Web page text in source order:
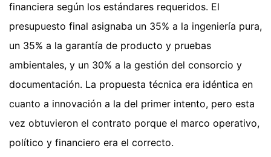
financiera según los estándares requeridos. El
presupuesto final asignaba un 35% a la ingeniería pura,
un 35% a la garantía de producto y pruebas
ambientales, y un 30% a la gestión del consorcio y
documentación. La propuesta técnica era idéntica en
cuanto a innovación a la del primer intento, pero esta
vez obtuvieron el contrato porque el marco operativo,
político y financiero era el correcto.